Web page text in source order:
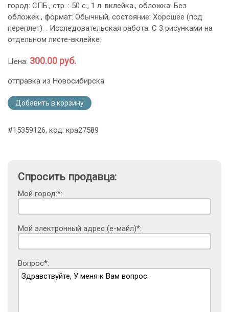
город: СПБ., стр. : 50 с., 1 л. вклейка., обложка: Без
обложек., формат: Обычный, состояние: Хорошее (под
переплет). . Исследовательская работа. С 3 рисунками на
отдельном листе-вклейке.
Цена: 300.00 руб.
отправка из Новосибирска
Добавить в корзину
#15359126, код: кра27589
Спросить продавца:
Мой город:*:
Мой электронный адрес (е-майл)*:
Вопрос*: